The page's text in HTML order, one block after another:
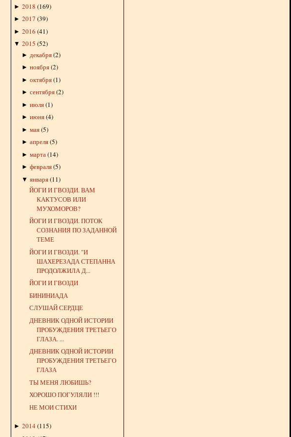
► 2018 (169)
► 2017 (39)
► 2016 (41)
▼ 2015 (52)
► декабря(2)
► ноября(2)
► октября(1)
► сентября(2)
► июля(1)
► июня(4)
► мая(5)
► апреля(5)
► марта (14)
► февраля(5)
▼ января(11)
ЙОГИ И ГВОЗДИ. ВАМ
КАКТУСОВ ИЛИ
МУХОМОРОВ?
ЙОГИ И ГВОЗДИ. ПОТОК
СОЗНАНИЯ ПО ЗАДАННОЙ
ТЕМЕ
ЙОГИ И ГВОЗДИ. "И
ШАХЕРЕЗАДА СТЕПАННА
ПРОДОЛЖИЛА Д...
ЙОГИ И ГВОЗДИ
БИНИНИАДА
СЛУШАЙ СЕРДЦЕ
ДНЕВНИК ОДНОЙ ИСТОРИИ
ПРОБУЖДЕНИЯ ТРЕТЬЕГО
ГЛАЗА. ...
ДНЕВНИК ОДНОЙ ИСТОРИИ
ПРОБУЖДЕНИЯ ТРЕТЬЕГО
ГЛАЗА
ТЫ МЕНЯ ЛЮБИШЬ?
ХОРОШО ПОГУЛЯЛИ !!!
НЕ МОИ СТИХИ
► 2014 (115)